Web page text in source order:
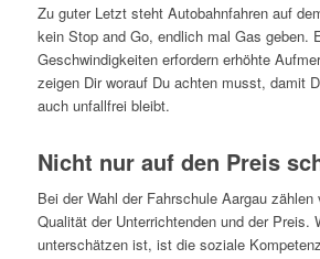
Zu guter Letzt steht Autobahnfahren auf
kein Stop and Go, endlich mal Gas geben.
Geschwindigkeiten erfordern erhöhte
zeigen Dir worauf Du achten musst, damit
auch unfallfrei bleibt.
Nicht nur auf den Preis
Bei der Wahl der Fahrschule Aargau zählen
Qualität der Unterrichtenden und der Preis.
unterschätzen ist, ist die soziale